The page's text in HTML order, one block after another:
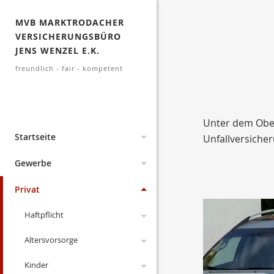
MVB MARKTRODACHER
VERSICHERUNGSBÜRO
JENS WENZEL E.K.
freundlich - fair - kompetent
Startseite
Aktuelles
Änderungen 2026
Archiv
Änderungen 2025
Änderungen 2024
Dokumente
Kodex
Was ist ein Maklervertrag
Lexikon
Links
Suche
Gewerbe
Manager
Fuhrpark
Transport
Deckungsmöglichkeiten
Messe
Privat
Haftpflicht
Privathaftpflicht
Leistungen
Diensthaftpflicht
Altersvorsorge
Privat-Rente
Kinder
Unter dem